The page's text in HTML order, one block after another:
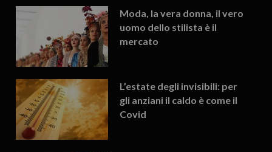
Moda, la vera donna, il vero
uomo dello stilista è il
mercato
L’estate degli invisibili: per
gli anziani il caldo è come il
Covid